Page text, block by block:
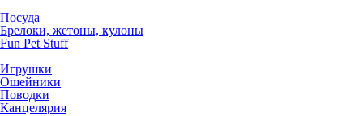
Посуда
Брелоки, жетоны, кулоны
Fun Pet Stuff
Игрушки
Ошейники
Поводки
Канцелярия